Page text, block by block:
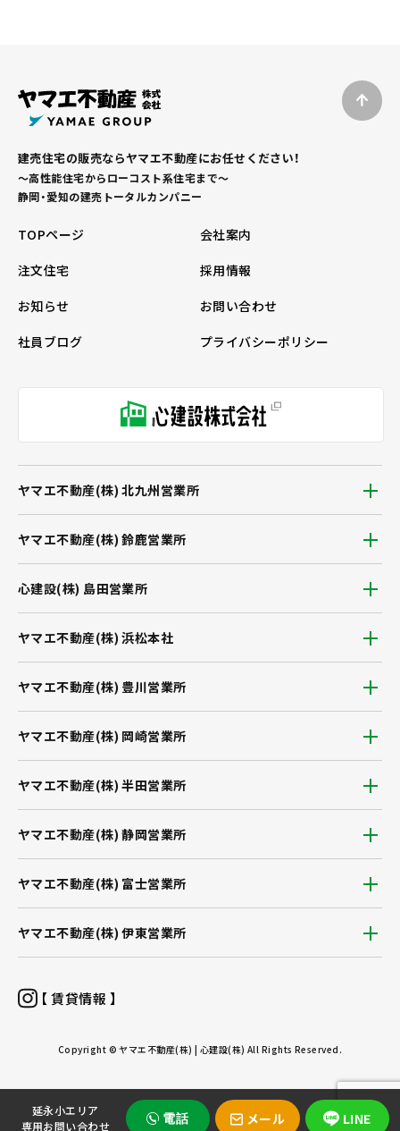
建売住宅の販売ならヤマエ不動産にお任せください！
～高性能住宅からローコスト系住宅まで～
静岡・愛知の建売トータルカンパニー
TOPページ
会社案内
注文住宅
採用情報
お知らせ
お問い合わせ
社員ブログ
プライバシーポリシー
ヤマエ不動産(株) 浜松本社
ヤマエ不動産(株) 静岡営業所
ヤマエ不動産(株) 豊川営業所
ヤマエ不動産(株) 富士営業所
ヤマエ不動産(株) 岡崎営業所
ヤマエ不動産(株) 伊東営業所
ヤマエ不動産(株) 半田営業所
ヤマエ不動産(株) 北九州営業所
ヤマエ不動産(株) 鈴鹿営業所
心建設(株) 島田営業所
【 賃貸情報 】
Copyright © ヤマエ不動産(株) | 心建設(株) All Rights Reserved.
延永小エリア
専用お問い合わせ
電話 メール LINE